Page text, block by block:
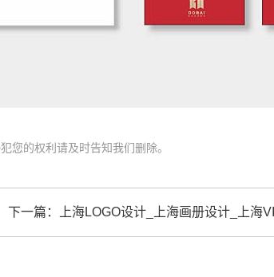
您的权利请及时告知我们删除。
下一篇： 上海LOGO设计_上海画册设计_上海